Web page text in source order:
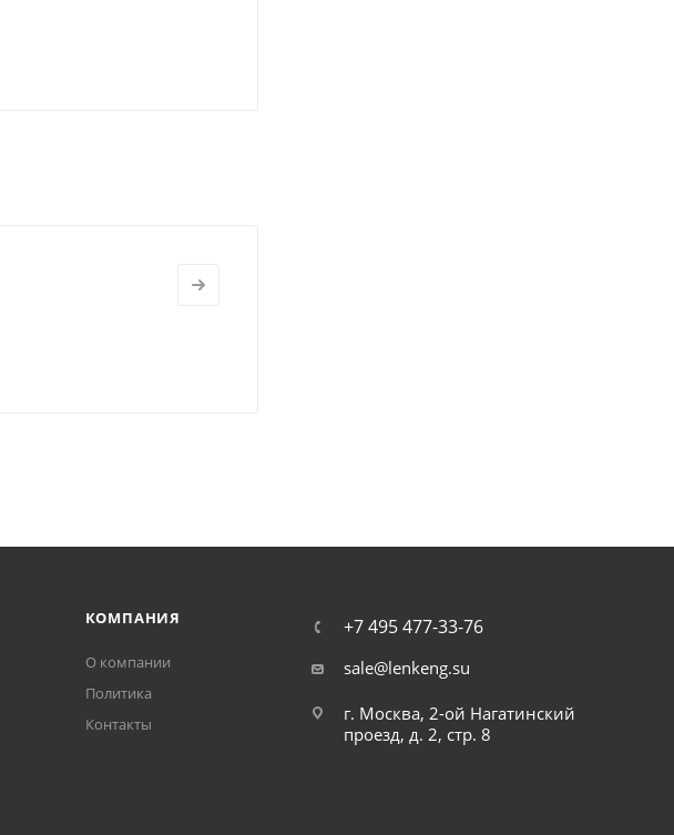
КОМПАНИЯ
О компании
Политика
Контакты
+7 495 477-33-76
sale@lenkeng.su
г. Москва, 2-ой Нагатинский
проезд, д. 2, стр. 8